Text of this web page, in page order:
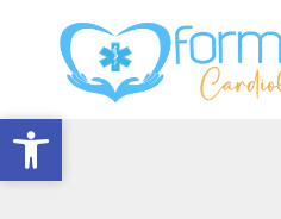
Abrir barra de herramientas
Abrir barra de herramientas